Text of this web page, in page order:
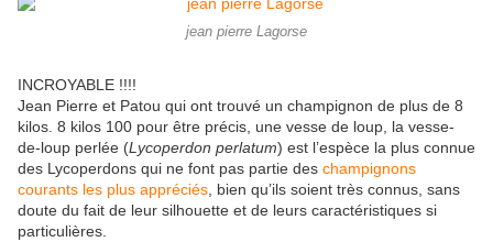
jean pierre Lagorse
INCROYABLE !!!!
Jean Pierre et Patou qui ont trouvé un champignon de plus de 8
kilos. 8 kilos 100 pour être précis, une vesse de loup, la vesse-
de-loup perlée (Lycoperdon perlatum) est l’espèce la plus connue
des Lycoperdons qui ne font pas partie des champignons
courants les plus appréciés , bien qu’ils soient très connus, sans
doute du fait de leur silhouette et de leurs caractéristiques si
particulières.